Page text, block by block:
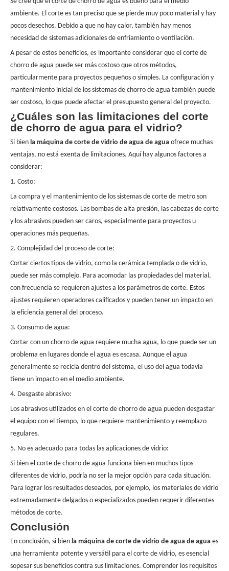
ambiente. El corte es tan preciso que se pierde muy poco material y hay
pocos desechos. Debido a que no hay calor, también hay menos
necesidad de sistemas adicionales de enfriamiento o ventilación.
A pesar de estos beneficios, es importante considerar que el corte de
chorro de agua puede ser más costoso que otros métodos,
particularmente para proyectos pequeños o simples. La configuración y
mantenimiento inicial de los sistemas de chorro de agua también puede
ser costoso, lo que puede afectar el presupuesto general del proyecto.
¿Cuáles son las limitaciones del corte
de chorro de agua para el vidrio?
Si bien la máquina de corte de vidrio de agua de agua ofrece muchas
ventajas, no está exenta de limitaciones. Aquí hay algunos factores a
considerar:
1. Costo:
La compra y el mantenimiento de los sistemas de corte de metro son
relativamente costosos. Las bombas de alta presión, las cabezas de corte
y los abrasivos pueden ser caros, especialmente para proyectos u
operaciones más pequeñas.
2. Complejidad del proceso de corte:
Cortar ciertos tipos de vidrio, como la cerámica templada o de vidrio,
puede ser más complejo. Para acomodar las propiedades del material,
con frecuencia se requieren ajustes a los parámetros de corte. Estos
ajustes requieren operadores calificados y pueden tener un impacto en
la eficiencia general del proceso.
3. Consumo de agua:
Cortar con un chorro de agua requiere mucha agua, lo que puede ser un
problema en lugares donde el agua es escasa. Aunque el agua
generalmente se recicla dentro del sistema, el uso del agua todavía
tiene un impacto en el medio ambiente.
4. Desgaste abrasivo:
Los abrasivos utilizados en el corte de chorro de agua pueden desgastar
el equipo con el tiempo, lo que requiere mantenimiento y reemplazo
regulares.
5. No es adecuado para todas las aplicaciones de vidrio:
Si bien el corte de chorro de agua funciona bien en muchos tipos
diferentes de vidrio, podría no ser la mejor opción para cada situación.
Para lograr los resultados deseados, por ejemplo, los materiales de vidrio
extremadamente delgados o especializados pueden requerir diferentes
métodos de corte.
Conclusión
En conclusión, si bien la máquina de corte de vidrio de agua de agua es
una herramienta potente y versátil para el corte de vidrio, es esencial
sopesar sus beneficios contra sus limitaciones. Comprender los requisitos